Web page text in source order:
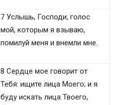
7 Услышь, Господи, голос
мой, которым я взываю,
помилуй меня и внемли мне.
8 Сердце мое говорит от
Тебя: ищите лица Моего; и я
буду искать лица Твоего,